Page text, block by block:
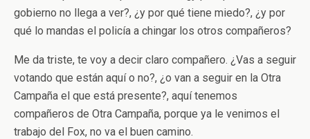
gobierno no llega a ver?, ¿y por qué tiene miedo?, ¿y por
qué lo mandas el policía a chingar los otros compañeros?
Me da triste, te voy a decir claro compañero. ¿Vas a seguir
votando que están aquí o no?, ¿o van a seguir en la Otra
Campaña el que está presente?, aquí tenemos
compañeros de Otra Campaña, porque ya le venimos el
trabajo del Fox, no va el buen camino.